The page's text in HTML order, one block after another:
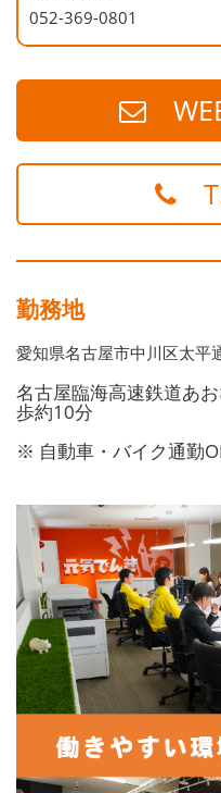
052-369-0801
勤務地
愛知県名古屋市中川区太平
名古屋臨海高速鉄道あ
歩約10分
※ 自動車・バイク通勤